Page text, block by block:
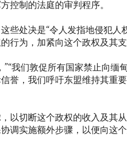
控制的法庭的审判程序。
些处决是“令人发指地侵犯人
行为，加紧向这个政权及其
我们敦促所有国家禁止向缅
誉，我们呼吁东盟维持其重
以切断这个政权的收入及其从
调实施额外步骤，以便向这